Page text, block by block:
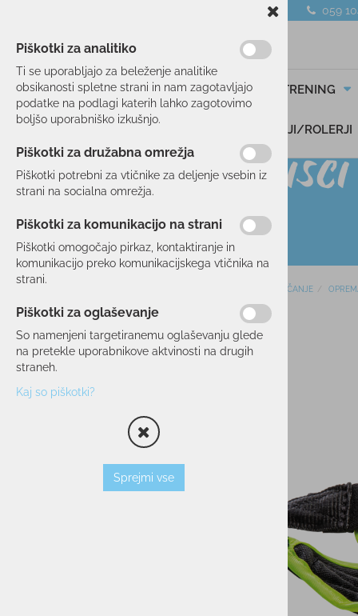
059
SMUČANJE TEK/TRENING
DARILNI BONI SKIROJI/ROLERJI
OBLAČILA
SMUČANJE
10 %
Piškotki za analitiko
Ti se uporabljajo za beleženje analitike
obsikanosti spletne strani in nam zagotavljajo
podatke na podlagi katerih lahko zagotovimo
boljšo uporabniško izkušnjo.
Piškotki za družabna omrežja
Piškotki potrebni za vtičnike za deljenje vsebin iz
strani na socialna omrežja.
Piškotki za komunikacijo na strani
Piškotki omogočajo pirkaz, kontaktiranje in
komunikacijo preko komunikacijskega vtičnika na
strani.
Piškotki za oglaševanje
So namenjeni targetiranemu oglaševanju glede
na pretekle uporabnikove aktvinosti na drugih
straneh.
Kaj so piškotki?
Sprejmi vse